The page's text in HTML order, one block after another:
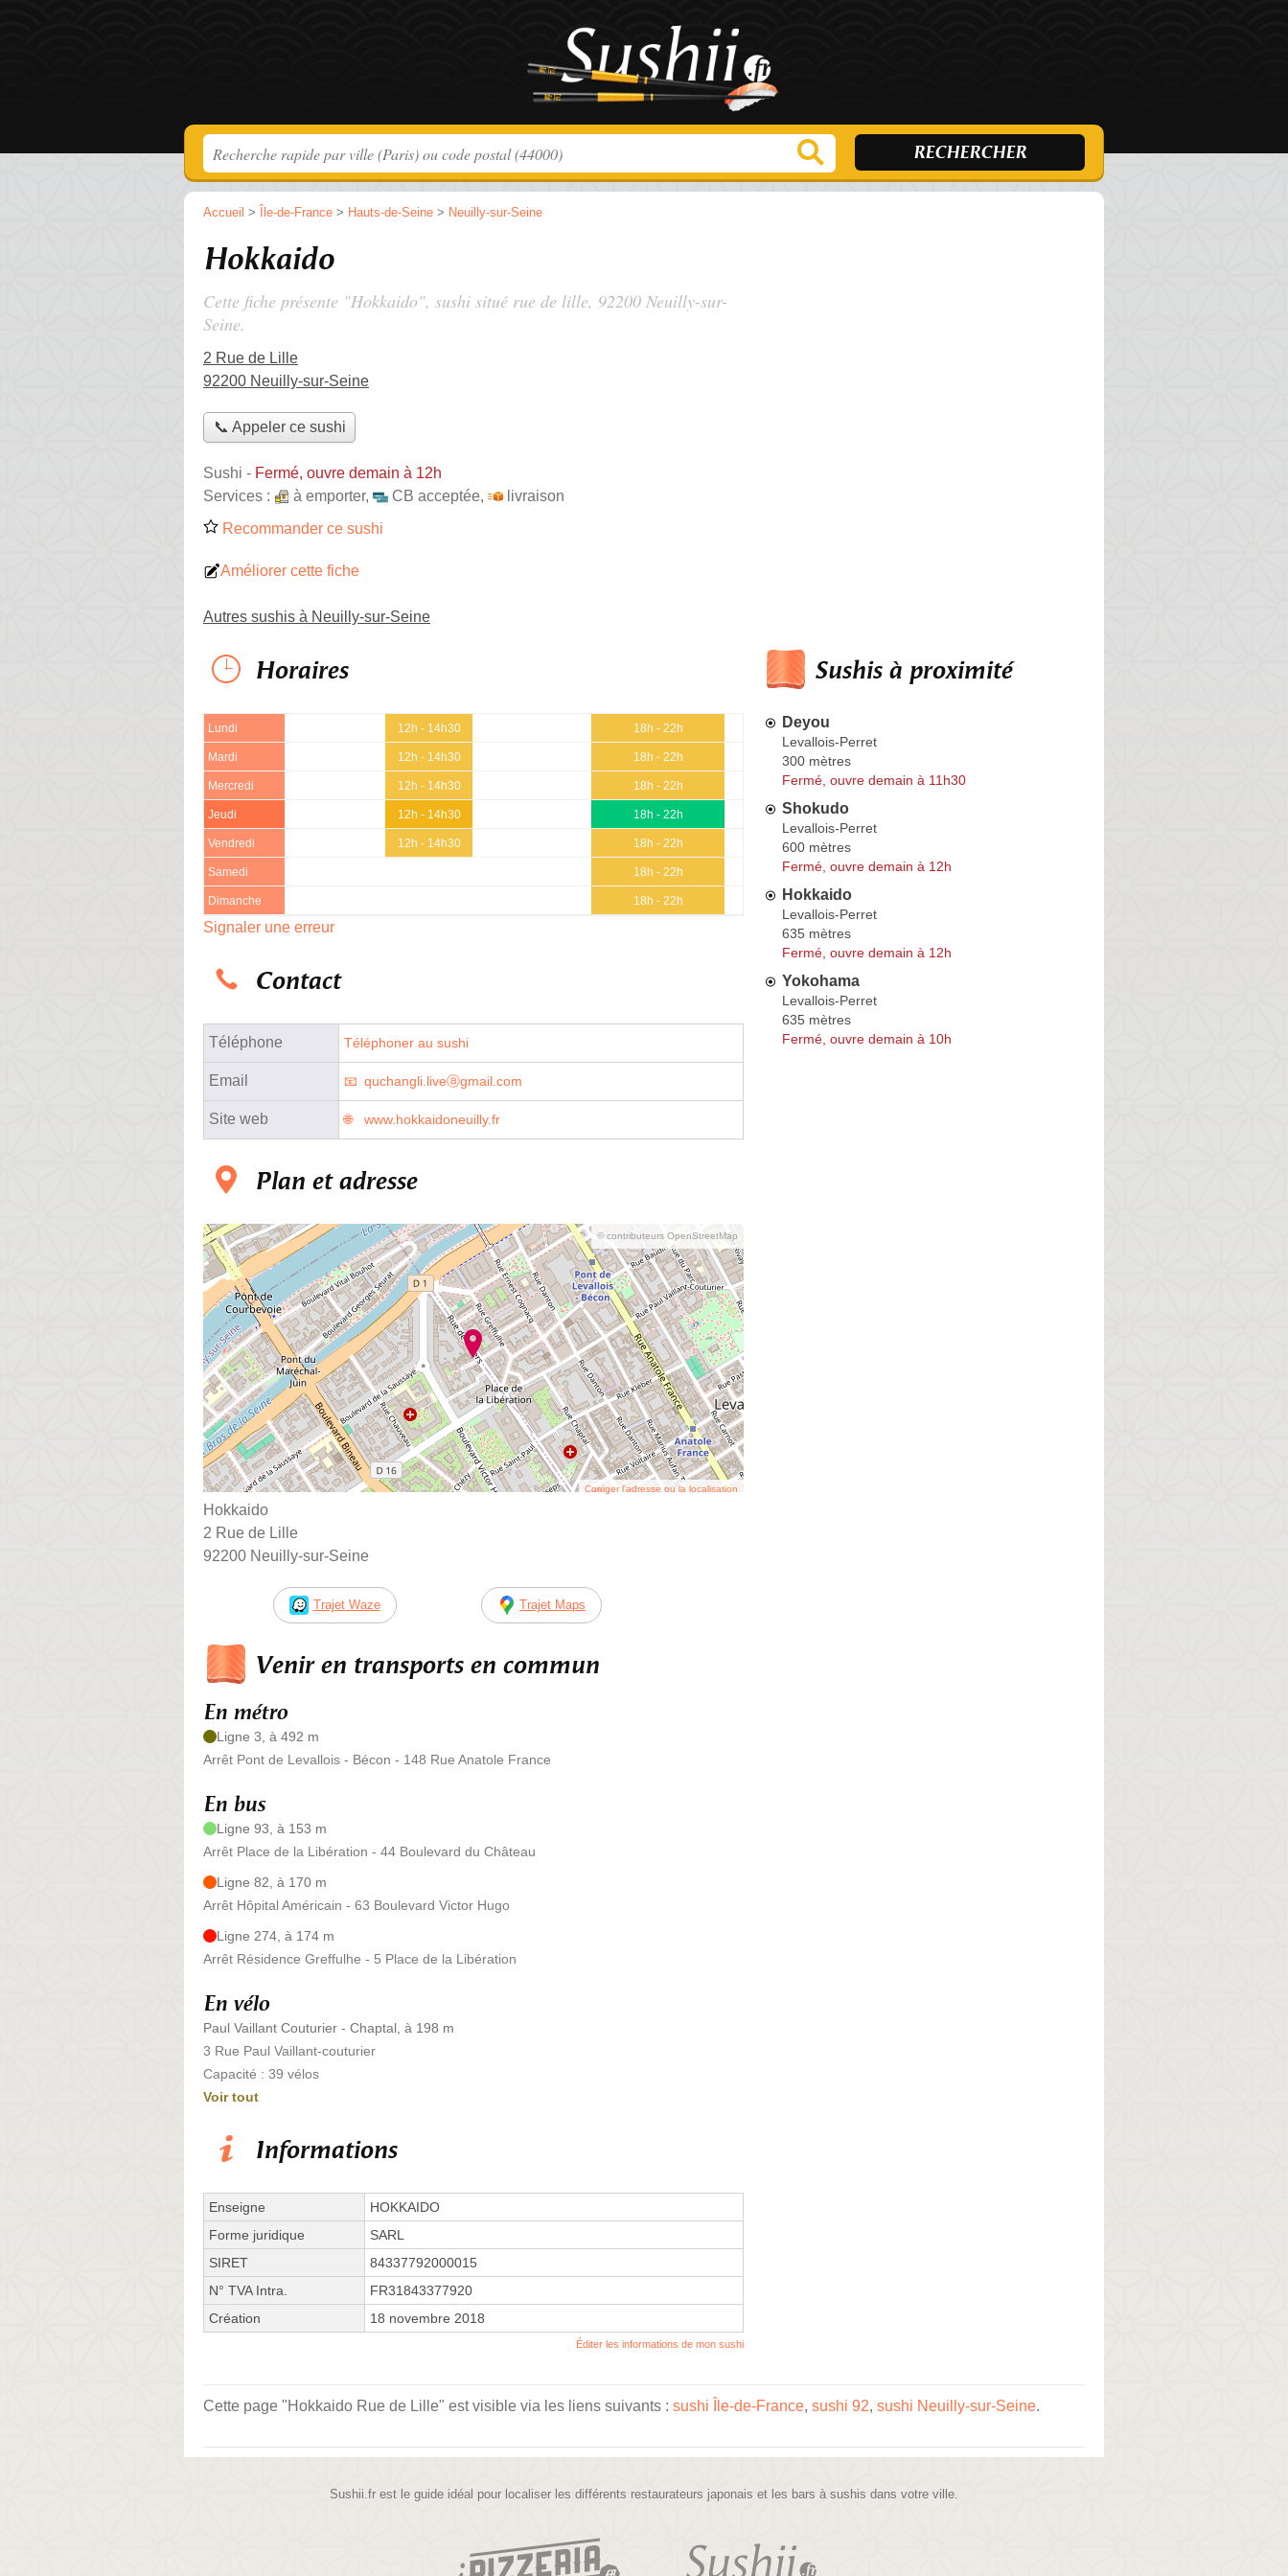
Accueil > Île-de-France > Hauts-de-Seine > Neuilly-sur-Seine
Hokkaido
Cette fiche présente "Hokkaido", sushi situé rue de lille, 92200 Neuilly-sur-
Seine.
2 Rue de Lille
92200 Neuilly-sur-Seine
📞 Appeler ce sushi
Sushi - Fermé, ouvre demain à 12h
Services :
à emporter, CB acceptée,
livraison
Recommander ce sushi
Améliorer cette fiche
Autres sushis à Neuilly-sur-Seine
Horaires
Lundi 12h - 14h30 18h - 22h
Mardi 12h - 14h30 18h - 22h
Mercredi 12h - 14h30 18h - 22h
Jeudi 12h - 14h30 18h - 22h
Vendredi 12h - 14h30 18h - 22h
Samedi 18h - 22h
Dimanche 18h - 22h
Signaler une erreur
Contact
Téléphone Téléphoner au sushi
Email quchangli.liveⓐgmail.com
Site web www.hokkaidoneuilly.fr
Plan et adresse
© contributeurs OpenStreetMap
Corriger l’adresse ou la localisation
Hokkaido
2 Rue de Lille
92200 Neuilly-sur-Seine
Trajet Waze Trajet Maps
Venir en transports en commun
En métro
Ligne 3, à 492 m
Arrêt Pont de Levallois - Bécon - 148 Rue Anatole France
En bus
Ligne 93, à 153 m
Arrêt Place de la Libération - 44 Boulevard du Château
Ligne 82, à 170 m
Arrêt Hôpital Américain - 63 Boulevard Victor Hugo
Ligne 274, à 174 m
Arrêt Résidence Greffulhe - 5 Place de la Libération
En vélo
Paul Vaillant Couturier - Chaptal, à 198 m
3 Rue Paul Vaillant-couturier
Capacité : 39 vélos
Voir tout
Informations
Enseigne
HOKKAIDO
Forme juridique
SARL
SIRET
84337792000015
N° TVA Intra.
FR31843377920
Création
18 novembre 2018
Éditer les informations de mon sushi
Sushis à proximité
Deyou
Levallois-Perret
300 mètres
Fermé, ouvre demain à 11h30
Shokudo
Levallois-Perret
600 mètres
Fermé, ouvre demain à 12h
Hokkaido
Levallois-Perret
635 mètres
Fermé, ouvre demain à 12h
Yokohama
Levallois-Perret
635 mètres
Fermé, ouvre demain à 10h
Cette page "Hokkaido Rue de Lille" est visible via les liens suivants : sushi Île-de-France, sushi 92, sushi Neuilly-sur-Seine.
Sushii.fr est le guide idéal pour localiser les différents restaurateurs japonais et les bars à sushis dans votre ville.